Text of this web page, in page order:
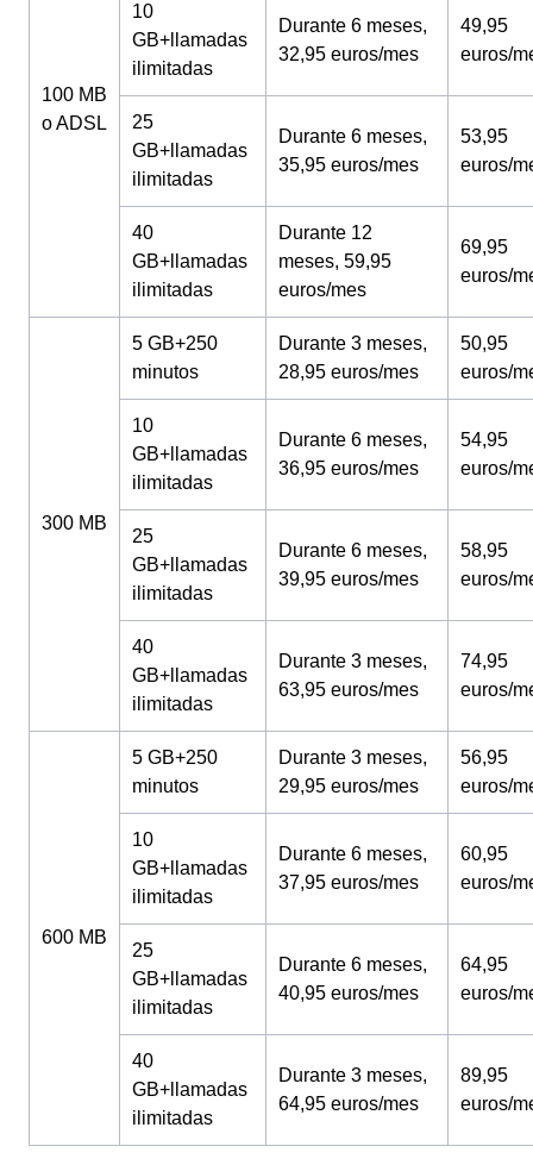
100 MB
o ADSL
10
GB+llamadas
ilimitadas
Durante 6 meses,
32,95 euros/mes
49,95
euros/
25
GB+llamadas
ilimitadas
Durante 6 meses,
35,95 euros/mes
53,95
euros/
40
GB+llamadas
ilimitadas
Durante 12
meses, 59,95
euros/mes
69,95
euros/
300 MB
5 GB+250
minutos
Durante 3 meses,
28,95 euros/mes
50,95
euros/
10
GB+llamadas
ilimitadas
Durante 6 meses,
36,95 euros/mes
54,95
euros/
25
GB+llamadas
ilimitadas
Durante 6 meses,
39,95 euros/mes
58,95
euros/
40
GB+llamadas
ilimitadas
Durante 3 meses,
63,95 euros/mes
74,95
euros/
600 MB
5 GB+250
minutos
Durante 3 meses,
29,95 euros/mes
56,95
euros/
10
GB+llamadas
ilimitadas
Durante 6 meses,
37,95 euros/mes
60,95
euros/
25
GB+llamadas
ilimitadas
Durante 6 meses,
40,95 euros/mes
64,95
euros/
40
GB+llamadas
ilimitadas
Durante 3 meses,
64,95 euros/mes
89,95
euros/